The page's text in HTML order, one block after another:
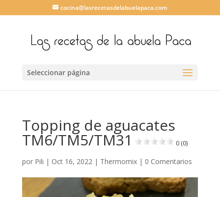
cocina@lasrecetasdelabuelapaca.com
Seleccionar página
Topping de aguacates
TM6/TM5/TM31 0 (0)
por Pili | Oct 16, 2022| Thermomix| 0 Comentarios